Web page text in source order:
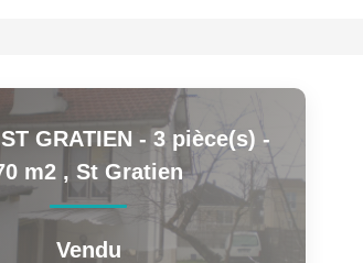
GRATIEN - 3 pièce(s) -
m2 ,St Gratien
Vendu